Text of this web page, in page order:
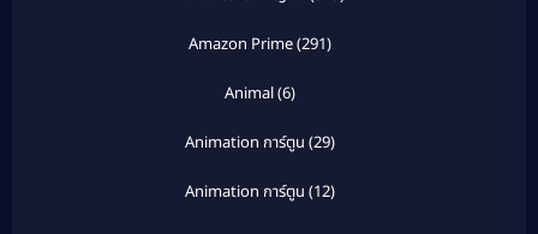
Amazon Prime(291)
Animal(6)
Animation การ์ตูน (29)
Animation การ์ตูน (12)